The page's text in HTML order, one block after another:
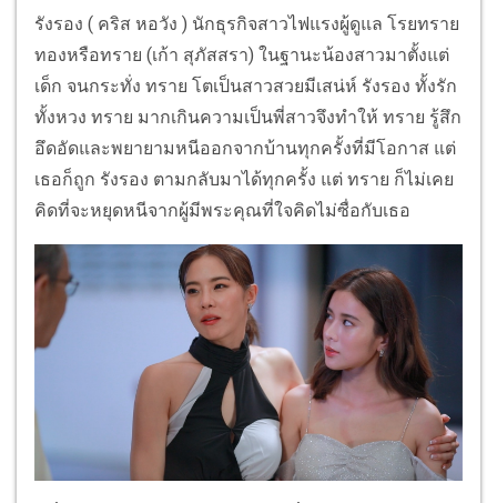
รังรอง ( คริส หอวัง ) นักธุรกิจสาวไฟแรงผู้ดูแล โรยทราย
ทองหรือทราย (เก้า สุภัสสรา) ในฐานะน้องสาวมาตั้งแต่
เด็ก จนกระทั่ง ทราย โตเป็นสาวสวยมีเสน่ห์ รังรอง ทั้งรัก
ทั้งหวง ทราย มากเกินความเป็นพี่สาวจึงทำให้ ทราย รู้สึก
อึดอัดและพยายามหนีออกจากบ้านทุกครั้งที่มีโอกาส แต่
เธอก็ถูก รังรอง ตามกลับมาได้ทุกครั้ง แต่ ทราย ก็ไม่เคย
คิดที่จะหยุดหนีจากผู้มีพระคุณที่ใจคิดไม่ซื่อกับเธอ